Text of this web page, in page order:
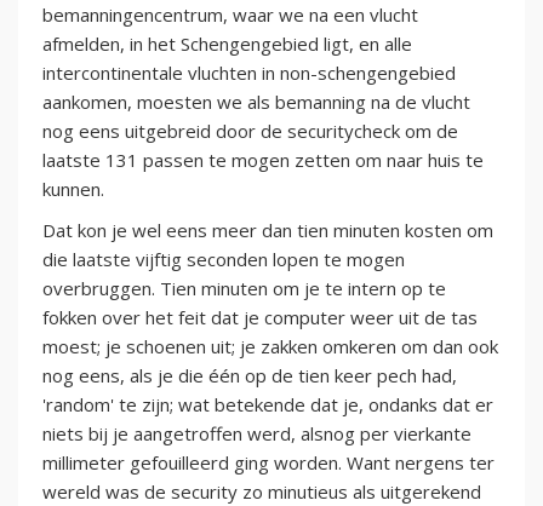
bemanningencentrum, waar we na een vlucht
afmelden, in het Schengengebied ligt, en alle
intercontinentale vluchten in non-schengengebied
aankomen, moesten we als bemanning na de vlucht
nog eens uitgebreid door de securitycheck om de
laatste 131 passen te mogen zetten om naar huis te
kunnen.
Dat kon je wel eens meer dan tien minuten kosten om
die laatste vijftig seconden lopen te mogen
overbruggen. Tien minuten om je te intern op te
fokken over het feit dat je computer weer uit de tas
moest; je schoenen uit; je zakken omkeren om dan ook
nog eens, als je die één op de tien keer pech had,
'random' te zijn; wat betekende dat je, ondanks dat er
niets bij je aangetroffen werd, alsnog per vierkante
millimeter gefouilleerd ging worden. Want nergens ter
wereld was de security zo minutieus als uitgerekend